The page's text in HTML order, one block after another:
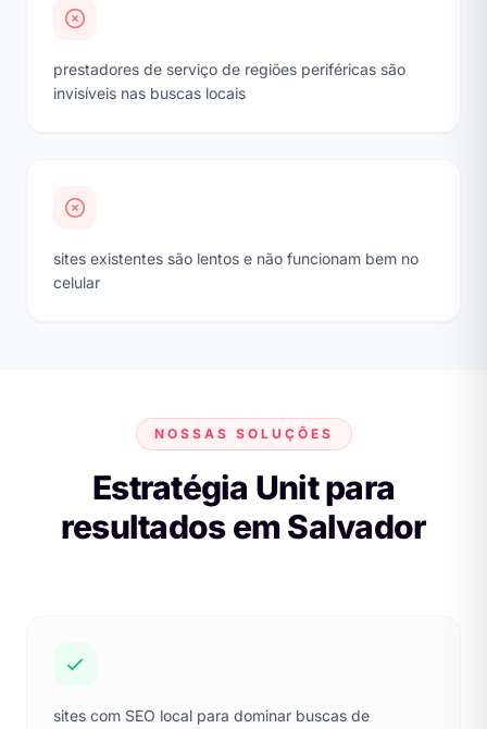
prestadores de serviço de regiões periféricas são
invisíveis nas buscas locais
sites existentes são lentos e não funcionam bem no
celular
NOSSAS SOLUÇÕES
Estratégia Unit para
resultados em Salvador
sites com SEO local para dominar buscas de